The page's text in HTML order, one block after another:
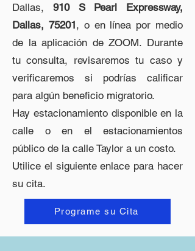
Dallas, 910 S Pearl Expressway,
Dallas, 75201, o en línea por medio
de la aplicación de ZOOM. Durante
tu consulta, revisaremos tu caso y
verificaremos si podrías calificar
para algún beneficio migratorio.
Hay estacionamiento disponible en la
calle o en el estacionamientos
público de la calle Taylor a un costo.
Utilice el siguiente enlace para hacer
su cita.
Programe su Cita